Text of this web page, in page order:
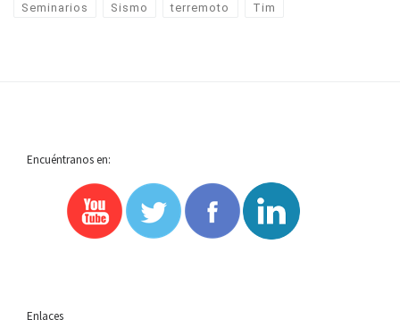
Seminarios Sismo terremoto Tim
Encuéntranos en:
Enlaces